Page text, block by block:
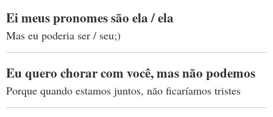
Ei meus pronomes são ela / ela
Mas eu poderia ser / seu;)
Eu quero chorar com você, mas não podemos
Porque quando estamos juntos, não ficaríamos tristes